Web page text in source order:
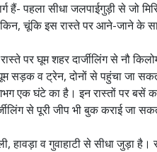
हैं- पहला सीधा जलपाईगुड़ी से जो
चूंकि इस रास्ते पर आने-जाने के
पर घूम शहर दार्जीलिंग से नौ
सड़क व ट्रेन, दोनों से पहुंचा जा
एक घंटे का है। इन रास्तों पर बसें
से पूरी जीप भी बुक कराई जा
हावड़ा व गुवाहाटी से सीधा जुड़ा